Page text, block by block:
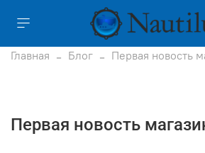
Главная Блог Первая новость
Первая новость